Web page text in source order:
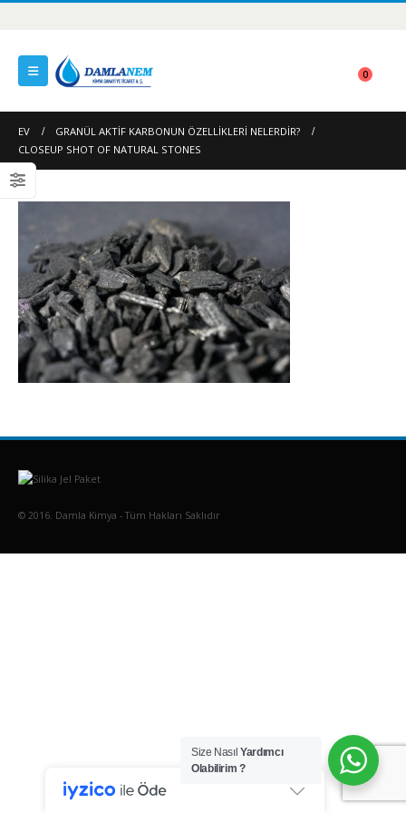
0
EV
GRANÜL AKTIF KARBONUN ÖZELLIKLERI NELERDIR?
CLOSEUP SHOT OF NATURAL STONES
© 2016. Damla Kimya - Tüm Hakları Saklıdır
Size NasılYardımcı
Olabilirim ?